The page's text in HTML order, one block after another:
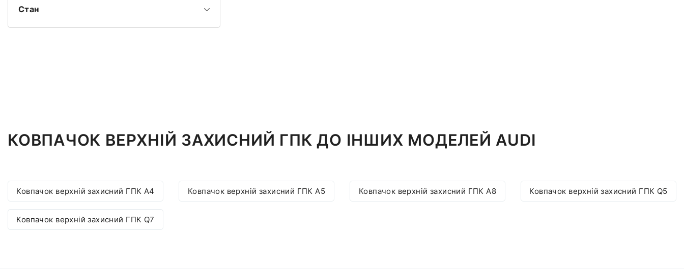
Стан
КОВПАЧОК ВЕРХНІЙ ЗАХИСНИЙ ГПК ДО ІНШИХ МОДЕЛЕЙ AUDI
Ковпачок верхній захисний ГПК A4 Ковпачок верхній захисний ГПК A5 Ковпачок верхній захисний ГПК A8 Ковпачок верхній захисний ГПК Q5
Ковпачок верхній захисний ГПК Q7